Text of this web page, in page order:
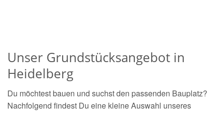
Unser Grundstücksangebot in
Heidelberg
Du möchtest bauen und suchst den passenden Bauplatz?
Nachfolgend findest Du eine kleine Auswahl unseres